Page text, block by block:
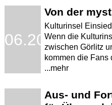
Von der
Kulturinsel
Wenn die
zwischen Görlitz
kommen die Fans
...mehr
Aus- und